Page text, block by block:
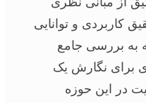
کاربردی و توانایی
به بررسی جامع
برای نگارش یک
در این حوزه